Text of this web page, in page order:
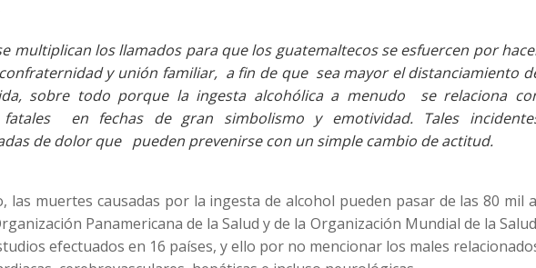
multiplican los llamados para que los guatemaltecos se esfuercen por
y unión familiar, a fin de que sea mayor el distanciamiento
sobre todo porque la ingesta alcohólica a menudo se relaciona
en fechas de gran simbolismo y emotividad. Tales
de dolor que pueden prevenirse con un simple cambio de actitud.
las muertes causadas por la ingesta de alcohol pueden pasar de las 80 mil
Panamericana de la Salud y de la Organización Mundial de la
efectuados en 16 países, y ello por no mencionar los males